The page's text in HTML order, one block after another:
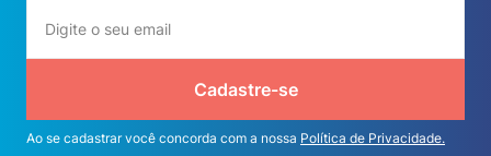
Cadastre-se
Ao se cadastrar você concorda com a nossa Política de Privacidade.